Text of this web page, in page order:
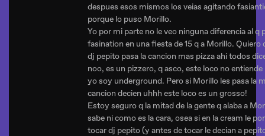
despues esos mismos los veias agitando
porque lo puso Morillo.
Yo por mi parte no le veo ninguna diferencia al q
fasination en una fiesta de 15 q a Morillo. Quiero
dj pepito pasa la cancion mas pizza ahi todos
noo, es un pizzero, q asco, este loco no entiende
yo soy underground. Pero si Morillo les pasa la
cancion decien uhhh este loco es un grosso!
Estoy seguro q la mitad de la gente q alaba a
sabe ni como es la cara, osea si en la cream le
tocar dj pepito (y antes de tocar le decian a